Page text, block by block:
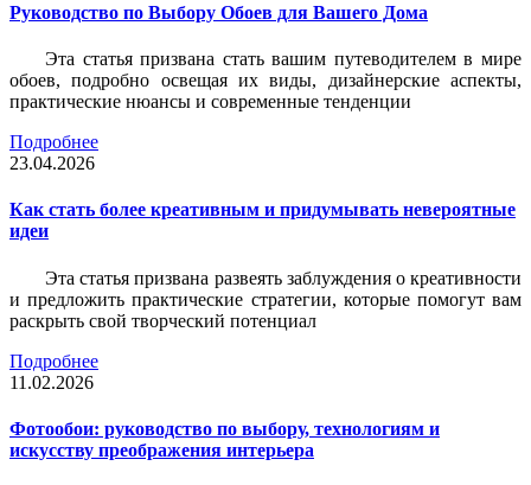
Руководство по Выбору Обоев для Вашего Дома
Эта статья призвана стать вашим путеводителем в мире
обоев, подробно освещая их виды, дизайнерские аспекты,
практические нюансы и современные тенденции
Подробнее
23.04.2026
Как стать более креативным и придумывать невероятные
идеи
Эта статья призвана развеять заблуждения о креативности
и предложить практические стратегии, которые помогут вам
раскрыть свой творческий потенциал
Подробнее
11.02.2026
Фотообои: руководство по выбору, технологиям и
искусству преображения интерьера